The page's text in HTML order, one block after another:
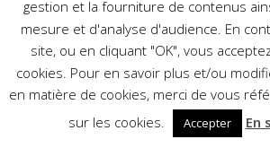
septembre 2008
juin 2008
mars 2008
décembre 2007
septembre 2007
gestion et la fourniture de contenus
mesure et d'analyse d'audience. En
site, ou en cliquant "OK", vous
cookies. Pour en savoir plus et/ou
en matière de cookies, merci de vous
sur les cookies.
Accepter En